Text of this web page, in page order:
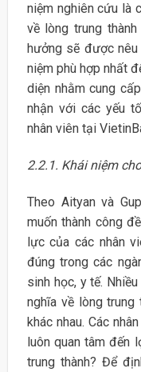
niệm nghiên cứu là
về lòng trung
hưởng sẽ được
niệm phù hợp nhất
diện nhằm cung
nhận với các yếu
nhân viên tại
2.2.1. Khái niệm
Theo Aityan và
muốn thành công
lực của các nhân
đúng trong các
sinh học, y tế.
nghĩa về lòng trung
khác nhau. Các
luôn quan tâm đến
trung thành? Để